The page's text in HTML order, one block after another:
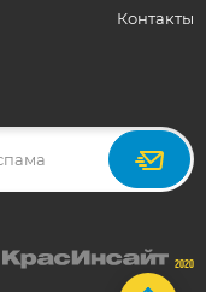
Контакты
2020